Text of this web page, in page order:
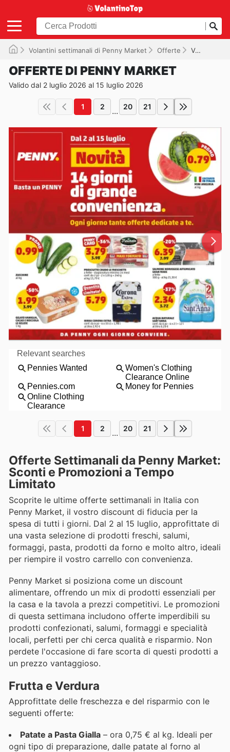
Volantini settimanali di Penny Market Offerte Valido fino al 15/07/2026
OFFERTE DI PENNY MARKET
Valido dal 2 luglio 2026 al 15 luglio 2026
1 2 ... 20 21
1 2 ... 20 21
Offerte Settimanali da Penny Market:
Sconti e Promozioni a Tempo
Limitato
Scoprite le ultime offerte settimanali in Italia con
Penny Market, il vostro discount di fiducia per la
spesa di tutti i giorni. Dal 2 al 15 luglio, approfittate di
una vasta selezione di prodotti freschi, salumi,
formaggi, pasta, prodotti da forno e molto altro, ideali
per riempire il vostro carrello con convenienza.
Penny Market si posiziona come un discount
alimentare, offrendo un mix di prodotti essenziali per
la casa e la tavola a prezzi competitivi. Le promozioni
di questa settimana includono offerte imperdibili su
prodotti confezionati, salumi, formaggi e specialità
locali, perfetti per chi cerca qualità e risparmio. Non
perdete l'occasione di fare scorta di questi prodotti a
un prezzo vantaggioso.
Frutta e Verdura
Approfittate delle freschezza e del risparmio con le
seguenti offerte:
Patate a Pasta Gialla – ora 0,75 € al kg. Ideali per
ogni tipo di preparazione, dalle patate al forno al